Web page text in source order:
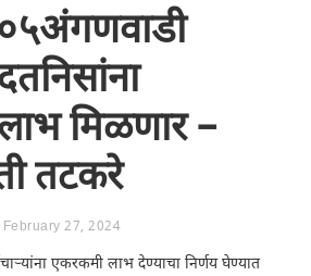
मिळणार –
तटकरे
February 27, 2024
एकरकमी लाभ देण्याचा निर्णय घेण्यात